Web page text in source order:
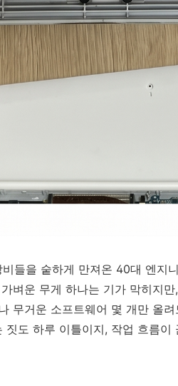
들을 숱하게 만져온 40대 엔지
벼운 무게 하나는 기가 막히지
무거운 소프트웨어 몇 개만 올
짓도 하루 이틀이지, 작업 흐름